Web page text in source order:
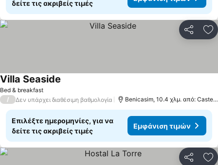
δείτε τις ακριβείς τιμές
Bed & breakfast
Villa Seaside
/ Δεν υπάρχει διαθέσιμη βαθμολογία Benicasim, 10.4 χλμ. από: Castellón de la Plana
Επιλέξτε ημερομηνίες, για να
δείτε τις ακριβείς τιμές
Εμφάνιση τιμών